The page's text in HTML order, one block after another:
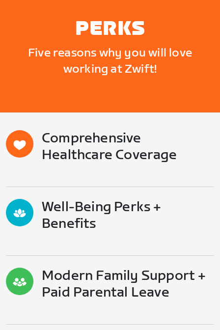
PERKS
Five reasons why you will love
working at Zwift!
Comprehensive
Healthcare Coverage
Well-Being Perks +
Benefits
Modern Family Support +
Paid Parental Leave